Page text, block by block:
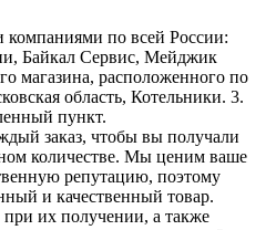
компаниями по всей России:
Байкал Сервис, Мейджик
магазина, расположенного по
область, Котельники. 3.
пункт.
заказ, чтобы вы получали
количестве. Мы ценим ваше
репутацию, поэтому
и качественный товар.
при их получении, а также